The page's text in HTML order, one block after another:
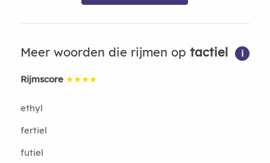
Meer woorden die rijmen op tactiel i
Rijmscore ★★★★
ethyl
fertiel
futiel